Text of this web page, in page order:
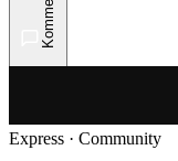
Express · Community